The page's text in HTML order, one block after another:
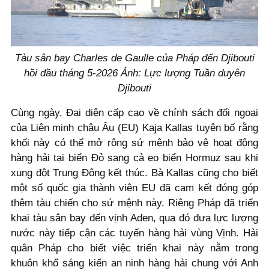
Tàu sân bay Charles de Gaulle của Pháp đến Djibouti
hồi đầu tháng 5-2026 Ảnh: Lực lượng Tuần duyên
Djibouti
Cùng ngày, Đại diện cấp cao về chính sách đối ngoại
của Liên minh châu Âu (EU) Kaja Kallas tuyên bố rằng
khối này có thể mở rộng sứ mệnh bảo vệ hoạt động
hàng hải tại biển Đỏ sang cả eo biển Hormuz sau khi
xung đột Trung Đông kết thúc. Bà Kallas cũng cho biết
một số quốc gia thành viên EU đã cam kết đóng góp
thêm tàu chiến cho sứ mệnh này. Riêng Pháp đã triển
khai tàu sân bay đến vịnh Aden, qua đó đưa lực lượng
nước này tiếp cận các tuyến hàng hải vùng Vịnh. Hải
quân Pháp cho biết việc triển khai này nằm trong
khuôn khổ sáng kiến an ninh hàng hải chung với Anh